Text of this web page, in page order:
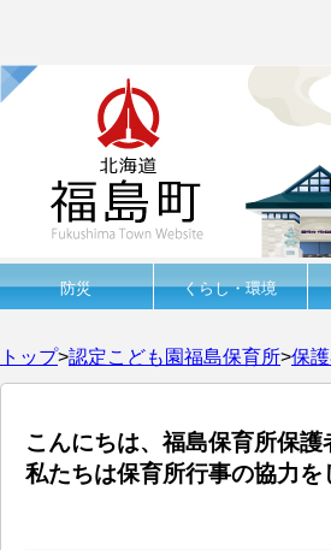
防災 くらし・環境
トップ>認定こども園福島保育所>保
こんにちは、福島保育所保護
私たちは保育所行事の協力